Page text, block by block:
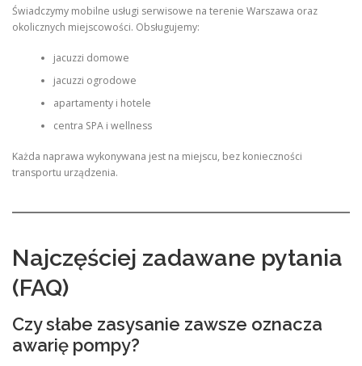
Świadczymy mobilne usługi serwisowe na terenie Warszawa oraz
okolicznych miejscowości. Obsługujemy:
jacuzzi domowe
jacuzzi ogrodowe
apartamenty i hotele
centra SPA i wellness
Każda naprawa wykonywana jest na miejscu, bez konieczności
transportu urządzenia.
Najczęściej zadawane pytania
(FAQ)
Czy słabe zasysanie zawsze oznacza
awarię pompy?